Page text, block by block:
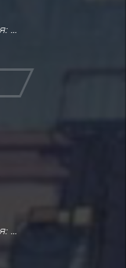
Демоническая Иллюзия: Обездвиживающие Столбы